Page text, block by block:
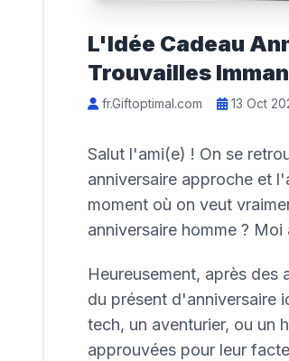
L'Idée Cadeau
Trouvailles
fr.Giftoptimal.com 13 Oct
Salut l'ami(e) ! On se
anniversaire approche et
moment où on veut
anniversaire homme ? Moi
Heureusement, après des
du présent d'anniversaire
tech, un aventurier, ou un
approuvées pour leur